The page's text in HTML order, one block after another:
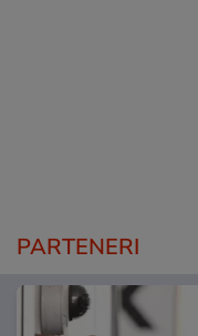
PARTENERI